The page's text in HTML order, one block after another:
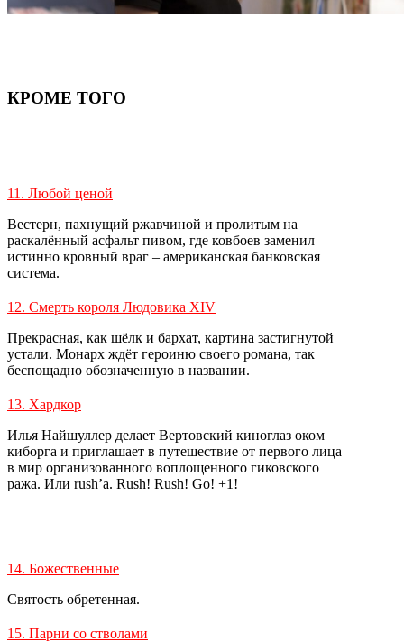
КРОМЕ ТОГО
11. Любой ценой
Вестерн, пахнущий ржавчиной и пролитым на
раскалённый асфальт пивом, где ковбоев заменил
истинно кровный враг – американская банковская
система.
12. Смерть короля Людовика XIV
Прекрасная, как шёлк и бархат, картина застигнутой
устали. Монарх ждёт героиню своего романа, так
беспощадно обозначенную в названии.
13. Хардкор
Илья Найшуллер делает Вертовский киноглаз оком
киборга и приглашает в путешествие от первого лица
в мир организованного воплощенного гиковского
ража. Или rush’а. Rush! Rush! Go! +1!
14. Божественные
Святость обретенная.
15. Парни со стволами